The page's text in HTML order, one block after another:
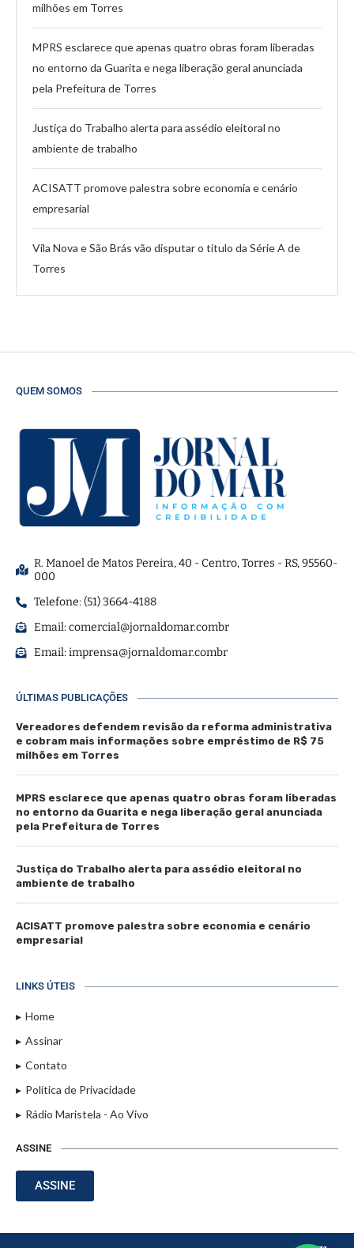
milhões em Torres
MPRS esclarece que apenas quatro obras foram liberadas
no entorno da Guarita e nega liberação geral anunciada
pela Prefeitura de Torres
Justiça do Trabalho alerta para assédio eleitoral no
ambiente de trabalho
ACISATT promove palestra sobre economia e cenário
empresarial
Vila Nova e São Brás vão disputar o título da Série A de
Torres
QUEM SOMOS
R. Manoel de Matos Pereira, 40 - Centro, Torres - RS, 95560-
000
Telefone: (51) 3664-4188
Email:comercial@jornaldomar.combr
Email:imprensa@jornaldomar.combr
ÚLTIMAS PUBLICAÇÕES
Vereadores defendem revisão da reforma administrativa
e cobram mais informações sobre empréstimo de R$ 75
milhões em Torres
MPRS esclarece que apenas quatro obras foram liberadas
no entorno da Guarita e nega liberação geral anunciada
pela Prefeitura de Torres
Justiça do Trabalho alerta para assédio eleitoral no
ambiente de trabalho
ACISATT promove palestra sobre economia e cenário
empresarial
LINKS ÚTEIS
Home
Assinar
Contato
Política de Privacidade
Rádio Maristela - Ao Vivo
ASSINE
ASSINE